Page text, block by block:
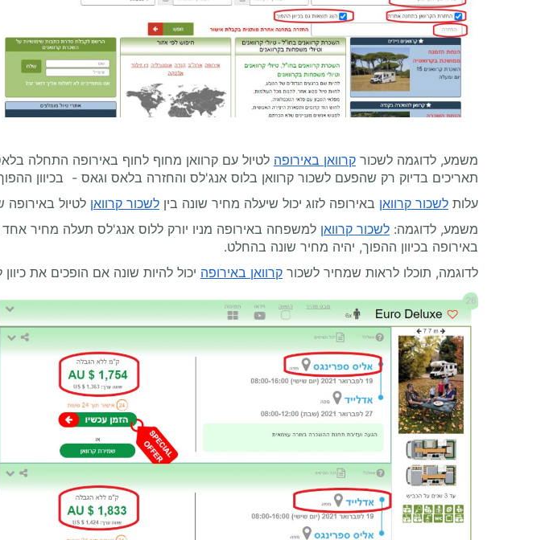
משמע, לדוגמה לשכור קרוואן באירופה לטיול עם קרוואן מחוף לחוף באירופה התחלה
תאריכים בדיוק רק שהפעם לשכור קרוואן בלוס אנג'לס והחזרה בלאס וגאס - בכיוון
עלות לשכור קרוואן באירופה לזוג יכול שיעלה מחיר שונה בין לשכור קרוואן לטיול באירופה
משמע, לדוגמה: לשכור קרוואן למשפחה באירופה מניו יורק ללוס אנג'לס תעלה מחיר
באירופה בכיוון ההפוך, יהיה מחיר שונה בהחלט.
לדוגמה, תוכלו לראות שמחיר לשכור קרוואן באירופה יכול להיות שונה אם הופכים את כיוון